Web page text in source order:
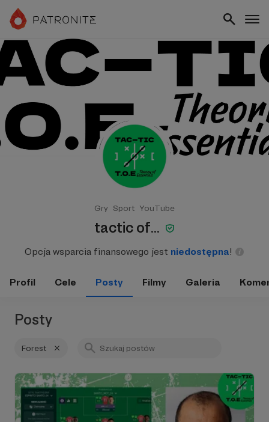
Gry Sport YouTube
tactic of...
Opcja wsparcia finansowego jest niedostępna!
Profil Cele Posty Filmy Galeria
Posty
Forest